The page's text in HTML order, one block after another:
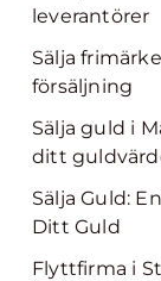
leverantörer
Sälja
försäljning
Sälja guld i
ditt
Sälja Guld:
Ditt Guld
Flyttfirma i